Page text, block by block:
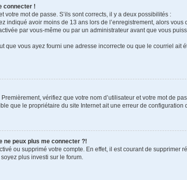
connecter !
votre mot de passe. S’ils sont corrects, il y a deux possibilités :
indiqué avoir moins de 13 ans lors de l’enregistrement, alors
par vous-même ou par un administrateur avant que vous
que vous ayez fourni une adresse incorrecte ou que le courriel
vérifiez que votre nom d’utilisateur et votre mot de
que le propriétaire du site Internet ait une erreur de configuration
ne peux plus me connecter ?!
ou supprimé votre compte. En effet, il est courant de
plus investi sur le forum.